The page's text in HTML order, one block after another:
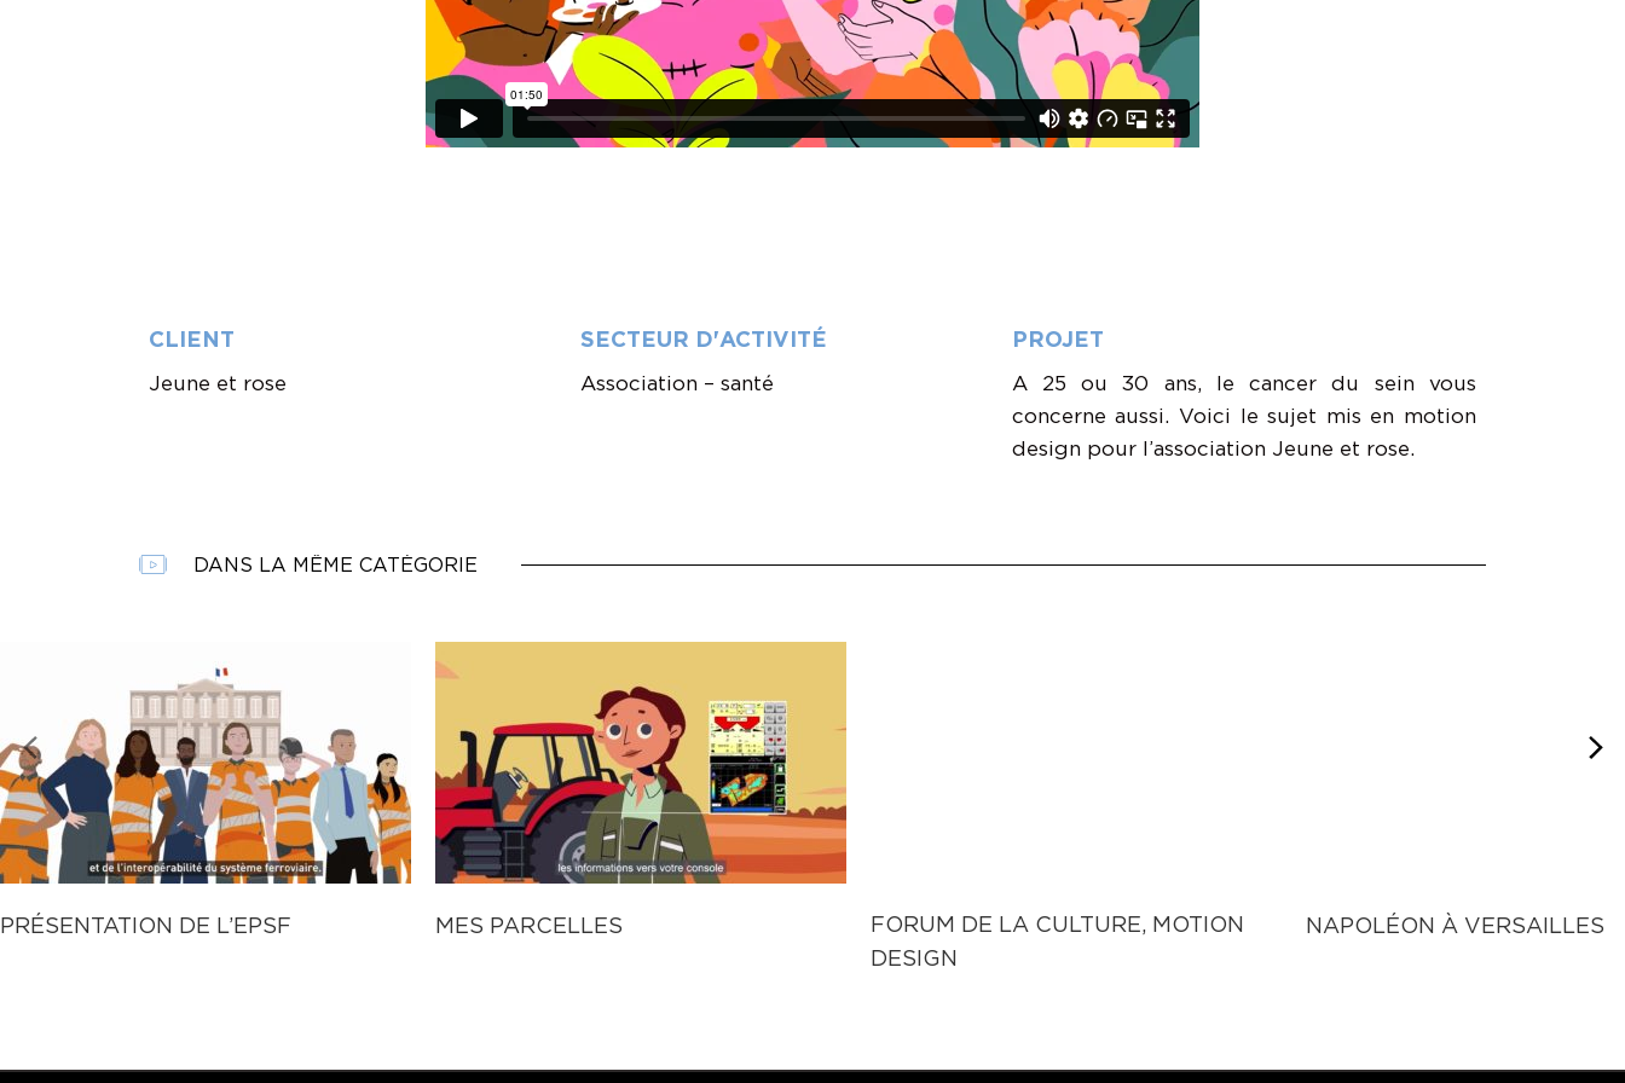
CLIENT
Jeune et rose
SECTEUR D'ACTIVITÉ
Association – santé
PROJET
A 25 ou 30 ans, le cancer du sein vous
concerne aussi. Voici le sujet mis en motion
design pour l’association Jeune et rose.
DANS LA MÊME CATÉGORIE
PRÉSENTATION DE L’EPSF MES PARCELLES
FORUM DE LA CULTURE, MOTION
DESIGN
NAPOLÉON À VERSAILLES